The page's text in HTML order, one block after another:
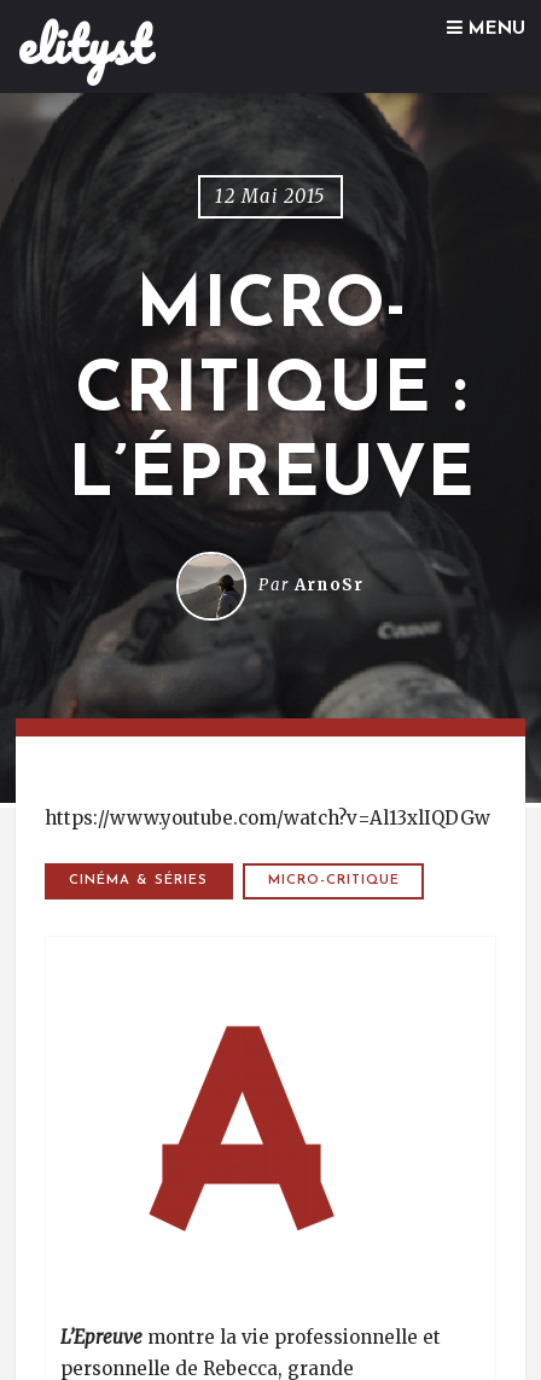
elityst MENU
Skip to content
12 Mai 2015
MICRO-
CRITIQUE :
L’ÉPREUVE
ParArnoSr
https://www.youtube.com/watch?v=Al13xlIQDGw
CINÉMA & SÉRIES MICRO-CRITIQUE
L’Epreuvemontre la vie professionnelle et
personnelle de Rebecca, grande